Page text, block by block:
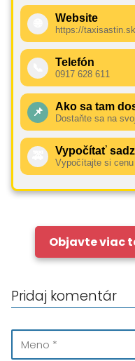
Website
https://
Telefón
0917 628 611
📌 Ako sa tam
Dostaňte sa na
Vypočítať
Vypočítajte si
Objavte viac
Pridaj komentár